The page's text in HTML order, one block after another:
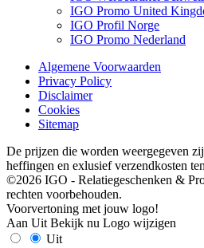
IGO Promo United
IGO Profil Norge
IGO Promo Nederland
Algemene Voorwaarden
Privacy Policy
Disclaimer
Cookies
Sitemap
De prijzen die worden weergegeven
heffingen en exlusief verzendkosten
©2026 IGO - Relatiegeschenken &
rechten voorbehouden.
Voorvertoning met jouw logo!
Aan Uit Bekijk nu Logo wijzigen
Uit